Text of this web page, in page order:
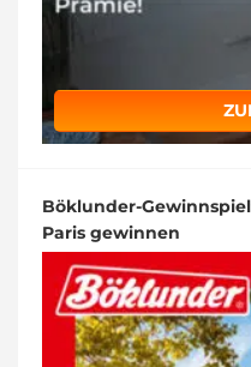
Böklunder-
Paris gewinnen